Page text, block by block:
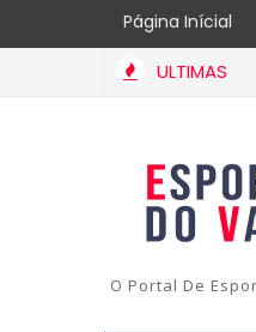
Página Inícial
ULTIMAS
O Portal De